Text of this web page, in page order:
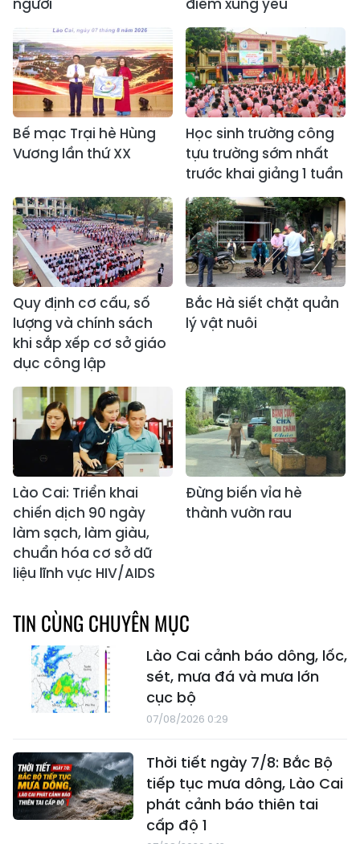
người
điểm xung yếu
Bế mạc Trại hè Hùng
Vương lần thứ XX
Học sinh trường công
tựu trường sớm nhất
trước khai giảng 1 tuần
Quy định cơ cấu, số
lượng và chính sách
khi sắp xếp cơ sở giáo
dục công lập
Bắc Hà siết chặt quản
lý vật nuôi
Lào Cai: Triển khai
chiến dịch 90 ngày
làm sạch, làm giàu,
chuẩn hóa cơ sở dữ
liệu lĩnh vực HIV/AIDS
Đừng biến vỉa hè
thành vườn rau
TIN CÙNG CHUYÊN MỤC
Lào Cai cảnh báo dông, lốc,
sét, mưa đá và mưa lớn
cục bộ
07/08/2026 0:29
Thời tiết ngày 7/8: Bắc Bộ
tiếp tục mưa dông, Lào Cai
phát cảnh báo thiên tai
cấp độ 1